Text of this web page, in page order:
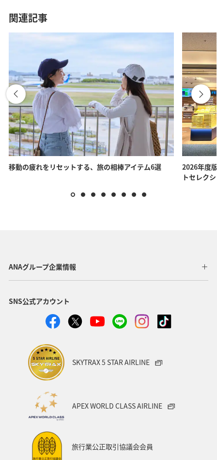
関連記事
移動の疲れをリセットする、旅の相棒アイテム6選
2026年度
トセレク
ANAグループ企業情報
SNS公式アカウント
SKYTRAX 5 STAR AIRLINE
APEX WORLD CLASS AIRLINE
旅行業公正取引協議会会員